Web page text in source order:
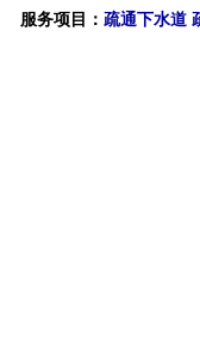
服务项目： 疏通下水道